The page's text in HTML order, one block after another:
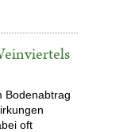
Bodenabtrag
oft